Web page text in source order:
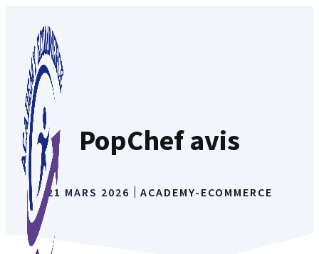
contenu
PopChef avis
21 MARS 2026 ACADEMY-ECOMMERCE